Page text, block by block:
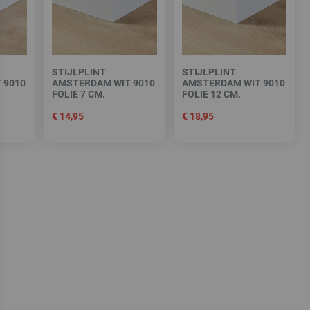
9010
STIJLPLINT
AMSTERDAM WIT 9010
FOLIE 7 CM.
€ 14,95
STIJLPLINT
AMSTERDAM WIT 9010
FOLIE 12 CM.
€18,95